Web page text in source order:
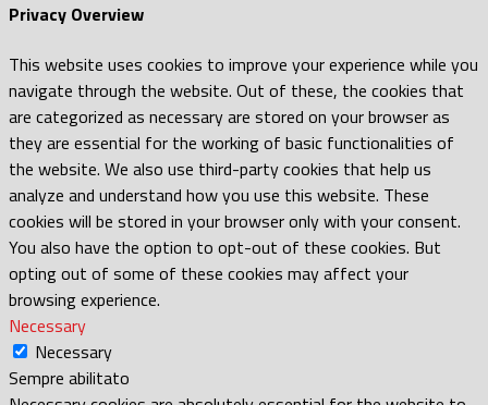
Privacy Overview
This website uses cookies to improve your experience while you
navigate through the website. Out of these, the cookies that
are categorized as necessary are stored on your browser as
they are essential for the working of basic functionalities of
the website. We also use third-party cookies that help us
analyze and understand how you use this website. These
cookies will be stored in your browser only with your consent.
You also have the option to opt-out of these cookies. But
opting out of some of these cookies may affect your
browsing experience.
Necessary
Necessary
Sempre abilitato